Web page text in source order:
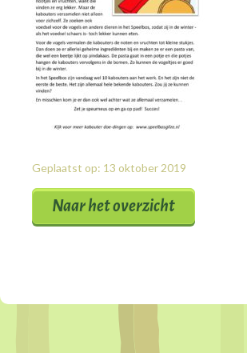
Geplaatst op: 13 oktober 2019
Naar het overzicht